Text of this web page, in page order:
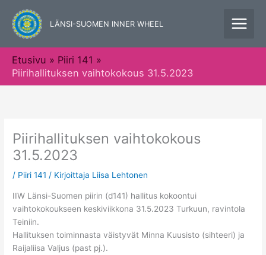
sisältöön
LÄNSI-SUOMEN INNER WHEEL
Etusivu
Piiri 141
Piirihallituksen vaihtokokous 31.5.2023
Piirihallituksen vaihtokokous
31.5.2023
/ Piiri 141 / Kirjoittaja Liisa Lehtonen
IIW Länsi-Suomen piirin (d141) hallitus kokoontui
vaihtokokoukseen keskiviikkona 31.5.2023 Turkuun, ravintola
Teiniin.
Hallituksen toiminnasta väistyvät Minna Kuusisto (sihteeri) ja
Raijaliisa Valjus (past pj.).